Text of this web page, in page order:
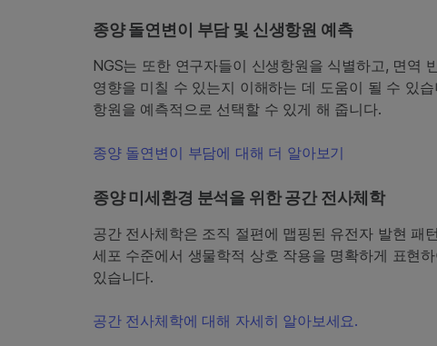
종양 돌연변이 부담 및 신생항원 예측
NGS는 또한 연구자들이 신생항원을 식별하고, 면역
영향을 미칠 수 있는지 이해하는 데 도움이 될 수 있
항원을 예측적으로 선택할 수 있게 해 줍니다.
종양 돌연변이 부담에 대해 더 알아보기
종양 미세환경 분석을 위한 공간 전사체학
공간 전사체학은 조직 절편에 맵핑된 유전자 발현 패
세포 수준에서 생물학적 상호 작용을 명확하게 표현
있습니다.
공간 전사체학에 대해 자세히 알아보세요.